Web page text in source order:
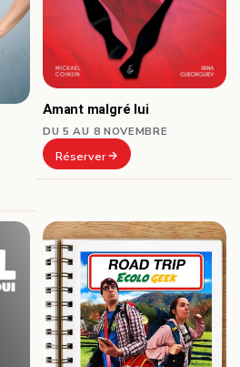
Amant malgré lui
DU 5 AU 8 NOVEMBRE
Réserver